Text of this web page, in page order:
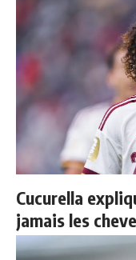
Cucurella
jamais les